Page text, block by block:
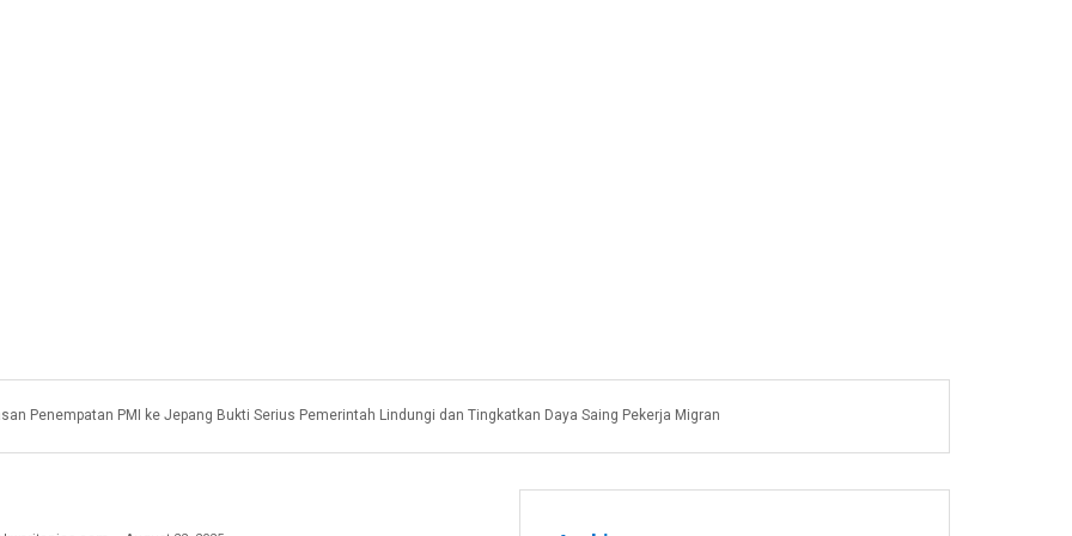
Penempatan PMI ke Jepang Bukti Serius Pemerintah Lindungi dan Tingkatkan Daya Saing Pekerja Migran